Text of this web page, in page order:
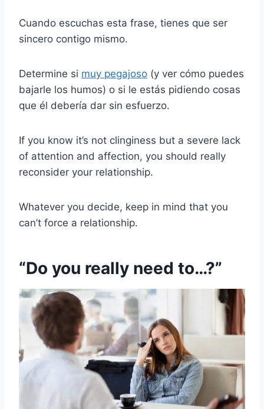
Cuando escuchas esta frase, tienes que ser
sincero contigo mismo.
Determine si muy pegajoso (y ver cómo puedes
bajarle los humos) o si le estás pidiendo cosas
que él debería dar sin esfuerzo.
If you know it’s not clinginess but a severe lack
of attention and affection, you should really
reconsider your relationship.
Whatever you decide, keep in mind that you
can’t force a relationship.
“Do you really need to…?”